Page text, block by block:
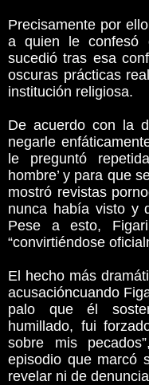
Precisamente por
a quien le confesó
sucedió tras esa
oscuras prácticas
institución religiosa.
De acuerdo con la
negarle
le preguntó
hombre’ y para que
mostró revistas
nunca había visto y
Pese a esto,
“convirtiéndose
El hecho más
acusacióncuando
palo que él
humillado, fui
sobre mis
episodio que marcó
revelar ni de